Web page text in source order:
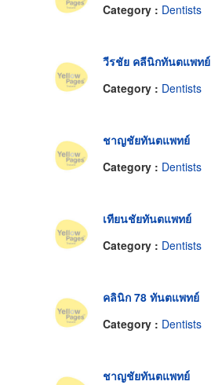
Category : Dentists
วีรชัย คลีนิกทันตแพทย์
Category : Dentists
ชาญชัยทันตแพทย์
Category : Dentists
เทียนชัยทันตแพทย์
Category : Dentists
คลินิก 78 ทันตแพทย์
Category : Dentists
ชาญชัยทันตแพทย์